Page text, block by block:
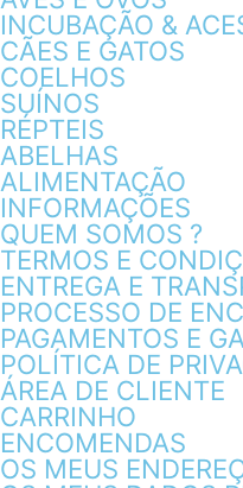
INCUBAÇÃO &
CÃES E GATOS
COELHOS
SUÍNOS
RÉPTEIS
ABELHAS
ALIMENTAÇÃO
INFORMAÇÕES
QUEM SOMOS ?
TERMOS E
ENTREGA E
PROCESSO DE
PAGAMENTOS E
POLÍTICA DE
ÁREA DE CLIENTE
CARRINHO
ENCOMENDAS
OS MEUS